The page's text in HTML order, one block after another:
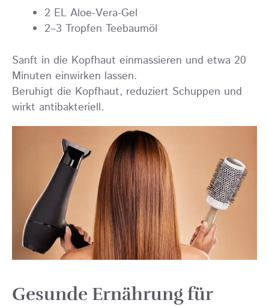
2 EL Aloe-Vera-Gel
2–3 Tropfen Teebaumöl
Sanft in die Kopfhaut einmassieren und etwa 20
Minuten einwirken lassen.
Beruhigt die Kopfhaut, reduziert Schuppen und
wirkt antibakteriell.
Gesunde Ernährung für